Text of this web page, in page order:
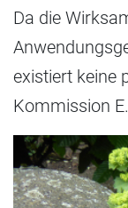
Da die
existiert keine
Kommission E.